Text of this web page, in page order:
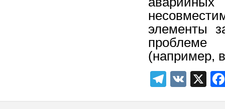
элементы
проблеме
(например,
VK X